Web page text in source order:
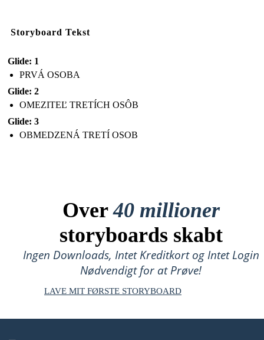
Storyboard Tekst
Glide: 1
PRVÁ OSOBA
Glide: 2
OMEZITEĽ TRETÍCH OSÔB
Glide: 3
OBMEDZENÁ TRETÍ OSOB
Over40 millioner
storyboards skabt
Ingen Downloads, Intet Kreditkort og Intet Login
Nødvendigt for at Prøve!
LAVE MIT FØRSTE STORYBOARD